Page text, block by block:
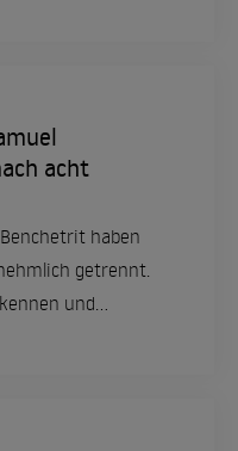
acht
haben
getrennt.
und
ihres